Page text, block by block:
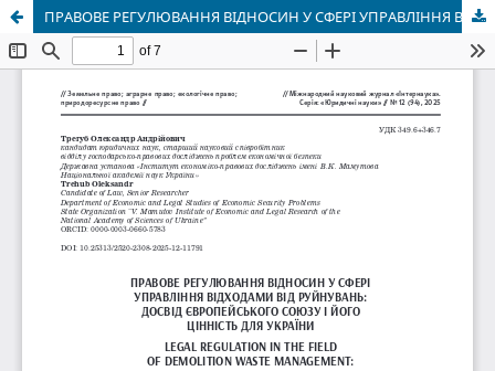
ПРАВОВЕ РЕГУЛЮВАННЯ ВІДНОСИН У СФЕРІ УПРАВЛІННЯ ВІДХОДАМИ ВІД РУЙНУВАНЬ: ДОСВІД ЄВРОПЕЙСЬКОГО СОЮЗУ І ЙОГО ЦІННІСТЬ ДЛЯ УКРАЇНИ